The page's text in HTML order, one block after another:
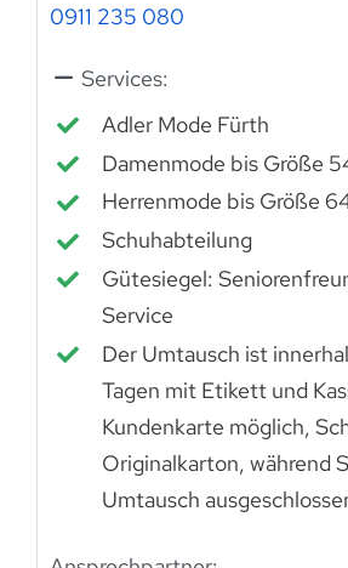
0911 235 080
Services:
Adler Mode Fürth
Damenmode bis Größe
Herrenmode bis Größe
Schuhabteilung
Gütesiegel:
Service
Der Umtausch ist
Tagen mit Etikett und
Kundenkarte möglich,
Originalkarton, während
Umtausch